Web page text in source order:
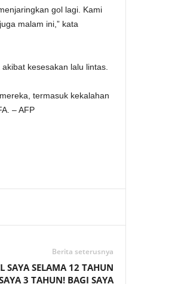
gol lagi. Kami
malam ini,” kata
kesesakan lalu lintas.
termasuk kekalahan
– AFP
Berita seterusnya
SAYA SELAMA 12 TAHUN
3 TAHUN! BAGI SAYA